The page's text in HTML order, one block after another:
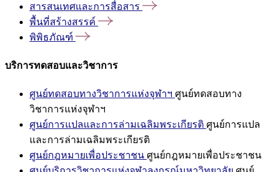
สารสนเทศและการสื่อสาร
พื้นที่สร้างสรรค์
พิพิธภัณฑ์
บริการทดสอบและวิชาการ
ศูนย์ทดสอบทางวิชาการแห่งจุฬาฯ ศูนย์ทดสอบทาง
วิชาการแห่งจุฬาฯ
ศูนย์การแปลและการล่ามเฉลิมพระเกียรติ ศูนย์การแปล
และการล่ามเฉลิมพระเกียรติ
ศูนย์กฎหมายเพื่อประชาชน ศูนย์กฎหมายเพื่อประชาชน